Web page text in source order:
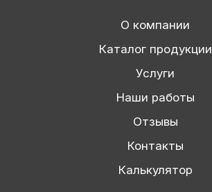
О компании
Каталог продукции
Услуги
Наши работы
Отзывы
Контакты
Калькулятор